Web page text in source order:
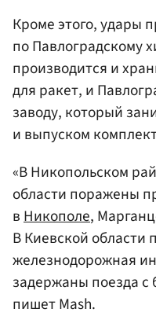
Кроме этого, удары
по Павлоградскому
производится и
для ракет, и
заводу, который
и выпуском
«В Никопольском
области поражены
вНикополе,
В Киевской области
железнодорожная
задержаны поезда
пишет Mash.